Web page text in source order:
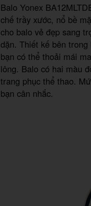
Balo Yonex
chế trầy xước, nổ bề
cho balo vẻ đẹp sang
dặn. Thiết kế bên
bạn có thể thoải mái
lông. Balo có hai màu
trang phục thể thao.
bạn cân nhắc.